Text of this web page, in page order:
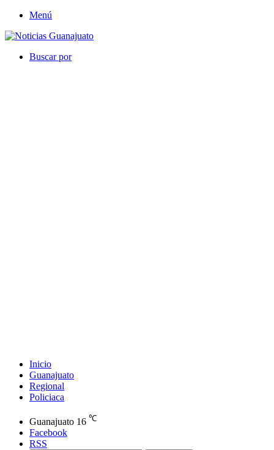
Menú
Buscar por
Inicio
Guanajuato
Regional
Policiaca
Guanajuato 16 ℃
Facebook
RSS